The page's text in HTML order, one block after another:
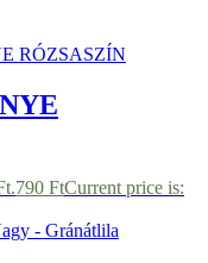
790 FtCurrent price is: